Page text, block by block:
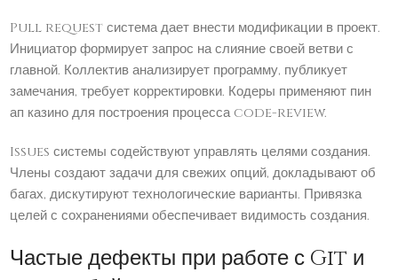
Pull request система дает внести модификации в проект.
Инициатор формирует запрос на слияние своей ветви с
главной. Коллектив анализирует программу, публикует
замечания, требует корректировки. Кодеры применяют пин
ап казино для построения процесса code-review.
Issues системы содействуют управлять целями создания.
Члены создают задачи для свежих опций, докладывают об
багах, дискутируют технологические варианты. Привязка
целей с сохранениями обеспечивает видимость создания.
Частые дефекты при работе с Git и